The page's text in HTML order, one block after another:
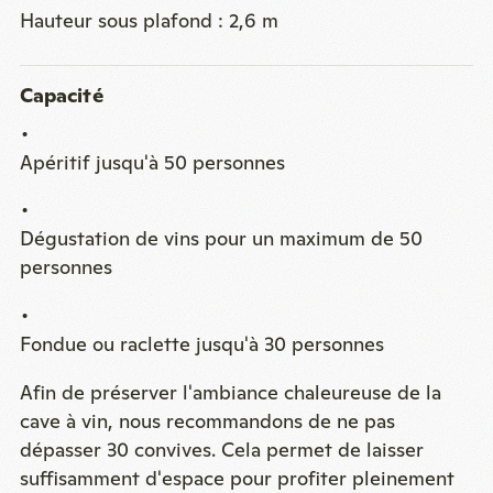
Hauteur sous plafond : 2,6 m
Capacité
Apéritif jusqu'à 50 personnes
Dégustation de vins pour un maximum de 50
personnes
Fondue ou raclette jusqu'à 30 personnes
Afin de préserver l'ambiance chaleureuse de la
cave à vin, nous recommandons de ne pas
dépasser 30 convives. Cela permet de laisser
suffisamment d'espace pour profiter pleinement